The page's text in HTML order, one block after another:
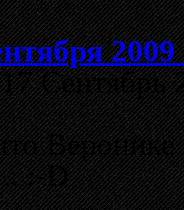
2009
Сентябрь
Веронике
:-D